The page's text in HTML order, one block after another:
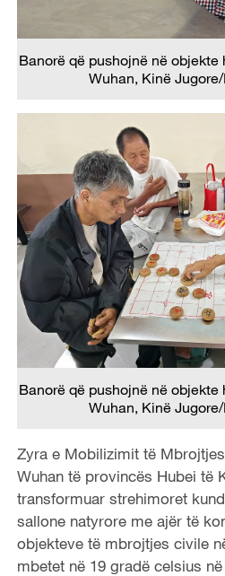
Banorë që pushojnë në
Wuhan, Kinë
Banorë që pushojnë në
Wuhan, Kinë
Zyra e Mobilizimit të
Wuhan të provincës Hubei të
transformuar strehimoret
sallone natyrore me ajër të
objekteve të mbrojtjes civile
mbetet në 19 gradë celsius